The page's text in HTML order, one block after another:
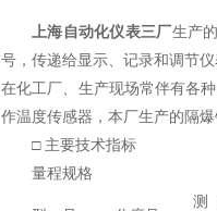
上海自动化仪表三厂生产
号，传递给显示、记录和调节
在化工厂、生产现场常伴有各
作温度传感器，本厂生产的隔
□ 主要技术指标
量程规格